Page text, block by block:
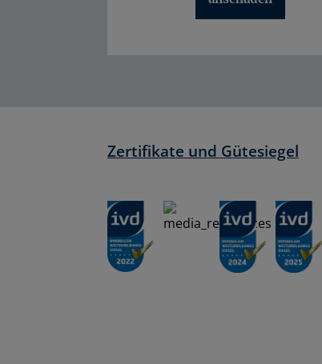
Zertifikate und Gütesiegel